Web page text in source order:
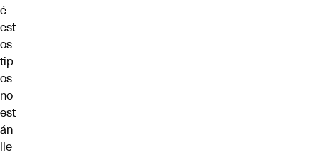
é
est
os
tip
os
no
est
án
lle